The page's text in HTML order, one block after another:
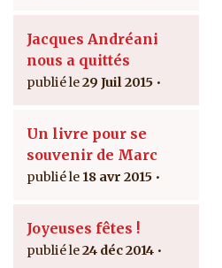
Jacques Andréani
nous a quittés
29 Juil 2015
Un livre pour se
souvenir de Marc
18 avr 2015
Joyeuses fêtes !
24 déc 2014